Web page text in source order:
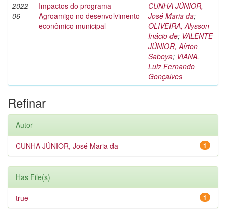
2022-
06
Impactos do programa
Agroamigo no desenvolvimento
econômico municipal
CUNHA JÚNIOR,
José Maria da;
OLIVEIRA, Alysson
Inácio de; VALENTE
JÚNIOR, Aírton
Saboya; VIANA,
Luiz Fernando
Gonçalves
Refinar
Autor
1
CUNHA JÚNIOR, José Maria da
Has File(s)
1
true